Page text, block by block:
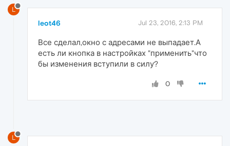
L
leot46 Jul 23, 2016, 2:13 PM
Все сделал,окно с адресами не выпадает.А
есть ли кнопка в настройках "применить"что
бы изменения вступили в силу?
0
L